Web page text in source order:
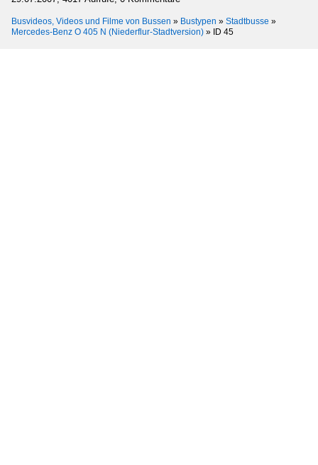
Busvideos, Videos und Filme von Bussen » Bustypen » Stadtbusse »
Mercedes-Benz O 405 N (Niederflur-Stadtversion) » ID 45